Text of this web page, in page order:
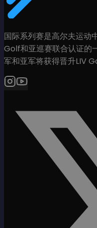
国际系列赛是高尔夫运动
Golf和亚巡赛联合认证的
军和亚军将获得晋升LIV